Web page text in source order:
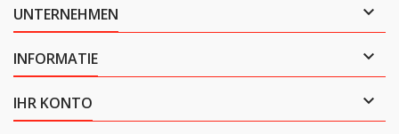
UNTERNEHMEN 
INFORMATIE 
IHR KONTO 